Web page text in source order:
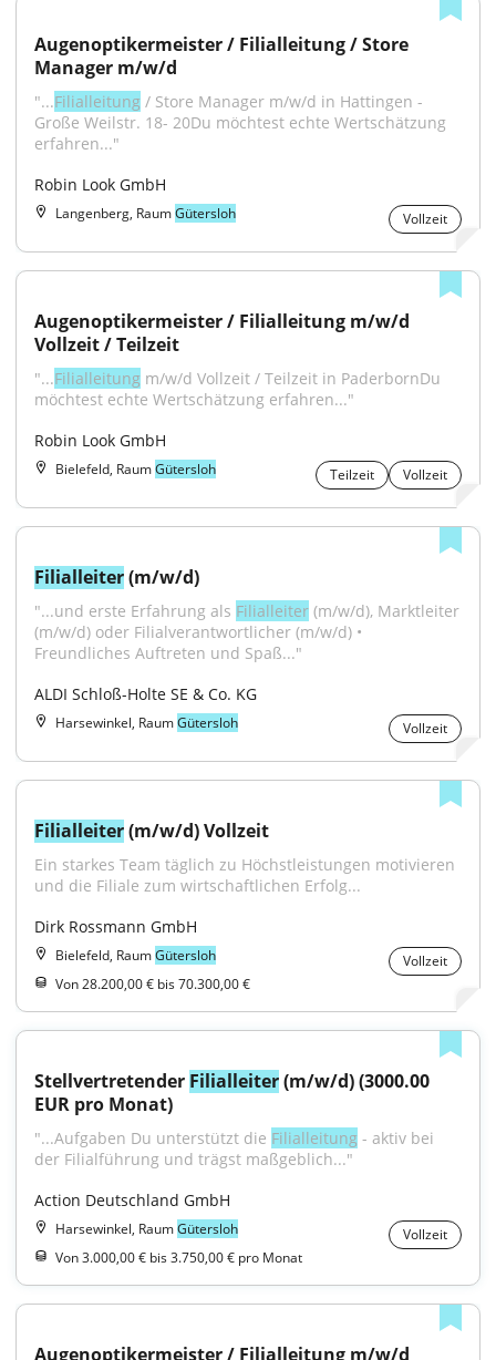
Augenoptikermeister / Filialleitung / Store
Manager m/w/d
"...Filialleitung / Store Manager m/w/d in Hattingen -
Große Weilstr. 18- 20Du möchtest echte Wertschätzung
erfahren..."
Robin Look GmbH
Langenberg, RaumGütersloh Vollzeit
Augenoptikermeister / Filialleitung m/w/d
Vollzeit / Teilzeit
"...Filialleitung m/w/d Vollzeit / Teilzeit in PaderbornDu
möchtest echte Wertschätzung erfahren..."
Robin Look GmbH
Bielefeld, RaumGütersloh Teilzeit Vollzeit
Filialleiter (m/w/d)
"...und erste Erfahrung als Filialleiter (m/w/d), Marktleiter
(m/w/d) oder Filialverantwortlicher (m/w/d) •
Freundliches Auftreten und Spaß..."
ALDI Schloß-Holte SE & Co. KG
Harsewinkel, RaumGütersloh Vollzeit
Filialleiter (m/w/d) Vollzeit
Ein starkes Team täglich zu Höchstleistungen motivieren
und die Filiale zum wirtschaftlichen Erfolg...
Dirk Rossmann GmbH
Bielefeld, RaumGütersloh
Vollzeit
Von 28.200,00 € bis 70.300,00 €
Stellvertretender Filialleiter (m/w/d) (3000.00
EUR pro Monat)
"...Aufgaben Du unterstützt die Filialleitung - aktiv bei
der Filialführung und trägst maßgeblich..."
Action Deutschland GmbH
Harsewinkel, RaumGütersloh
Vollzeit
Von 3.000,00 € bis 3.750,00 € pro Monat
Augenoptikermeister / Filialleitung m/w/d